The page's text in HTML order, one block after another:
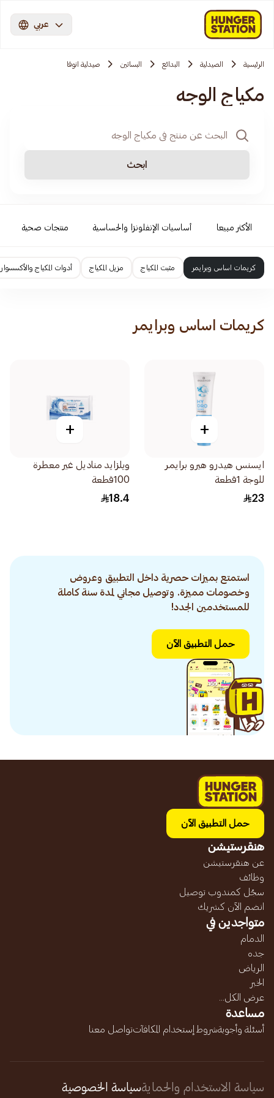
عربي
الرئيسية الصيدلية البدائع البساتين صيدلية انوفا
مكياج الوجه
ابحث
الأكثر مبيعا أساسيات الإنفلونزا والحساسية منتجات صحية
كريمات اساس وبرايمر مثبت المكياج مزيل المكياج أدوات المكياج
كريمات اساس وبرايمر
+
ايسنس هيدرو هيرو برايمر
للوجة 1قطعة
23
+
ويلزايد مناديل غير معطرة
100قطعة
18.4
استمتع بميزات حصرية داخل التطبيق وعروض
وخصومات مميزة. وتوصيل مجاني لمدة سنة كاملة
للمستخدمين الجدد!
حمل التطبيق الآن
حمل التطبيق الآن
هنقرستيشن
عن هنقرستيشن
وظائف
سجّل كمندوب توصيل
انضم الآن كشريك
متواجدين في
الدمام
جده
الرياض
الخبر
عرض الكل...
مساعدة
أسئلة وأجوبةشروط إستخدام المكافآتتواصل معنا
سياسة الاستخدام والحمايةسياسة الخصوصية